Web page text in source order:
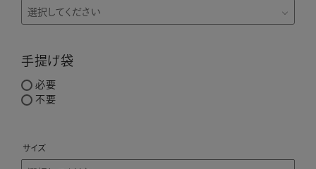
手提げ袋
必要
不要
サイズ